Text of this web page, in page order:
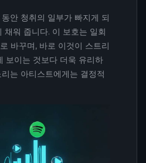
안 청취의 일부가 빠지게 되
채워 줍니다. 이 보호는 일회
바꾸며, 바로 이것이 스트리
보이는 것보다 더욱 유리하
는 아티스트에게는 결정적